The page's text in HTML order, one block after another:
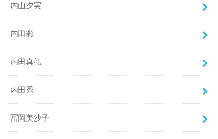
内山夕実
内田彩
内田真礼
内田秀
冨岡美沙子